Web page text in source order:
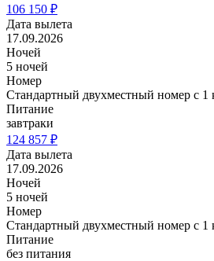
106 150 ₽
Дата вылета
17.09.2026
Ночей
5 ночей
Номер
Стандартный двухместный номер с 1
Питание
завтраки
124 857 ₽
Дата вылета
17.09.2026
Ночей
5 ночей
Номер
Стандартный двухместный номер с 1
Питание
без питания